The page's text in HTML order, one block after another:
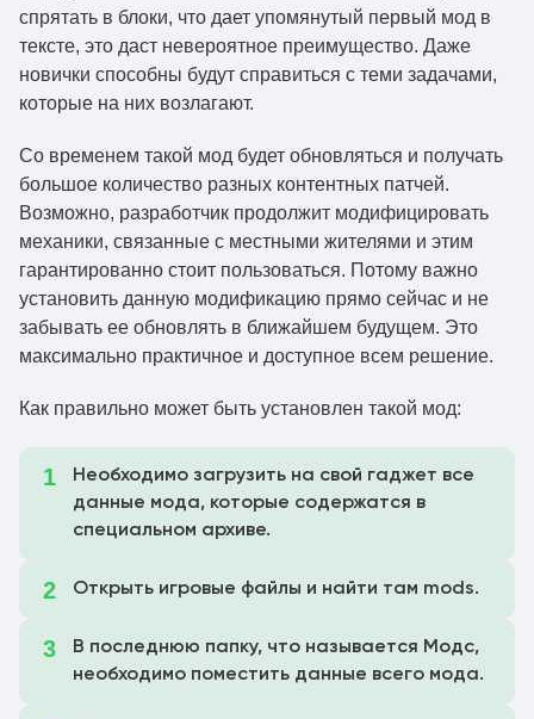
villagesandpillages-
fabric-mc1.19.4-1.0.2.jar
1.19.4 Скачать
villagesandpillages-
villagesandpillages-
forge-mc1.19.2-1.0.2.jar
1.19.2 Скачать
villagesandpillages-
fabric-mc1.19.2-1.0.2.jar
1.19.2 Скачать
villagesandpillages-
neoforge-mc1.21.1-
1.0.1.jar
1.21.1 Скачать
villagesandpillages-
1.21.1 Скачать
villagesandpillages-
fabric-mc1.20.4-1.0.1.jar
1.0.1.jar
Скачать
villagesandpillages-
fabric-mc1.20.1-1.0.1.jar
Скачать
спрятать в блоки, что дает упомянутый первый мод в
тексте, это даст невероятное преимущество. Даже
новички способны будут справиться с теми задачами,
которые на них возлагают.
Со временем такой мод будет обновляться и получать
большое количество разных контентных патчей.
Возможно, разработчик продолжит модифицировать
механики, связанные с местными жителями и этим
гарантированно стоит пользоваться. Потому важно
установить данную модификацию прямо сейчас и не
забывать ее обновлять в ближайшем будущем. Это
максимально практичное и доступное всем решение.
Как правильно может быть установлен такой мод:
Необходимо загрузить на свой гаджет все
данные мода, которые содержатся в
специальном архиве.
Открыть игровые файлы и найти там mods.
В последнюю папку, что называется Модс,
необходимо поместить данные всего мода.